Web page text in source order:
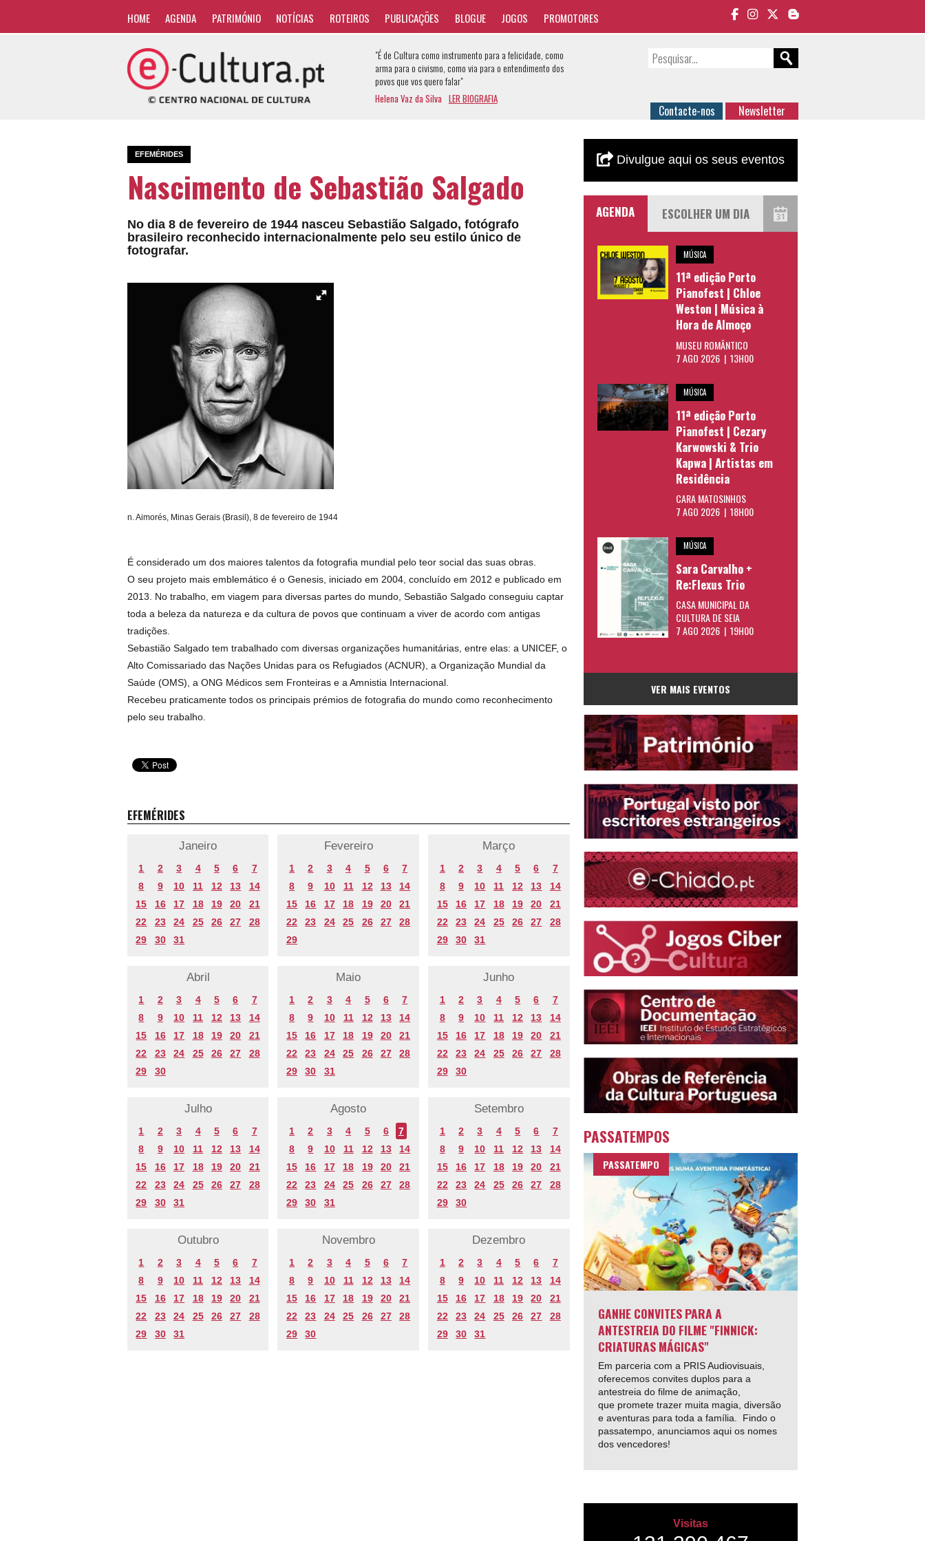
HOME AGENDA PATRIMÓNIO NOTÍCIAS ROTEIROS PUBLICAÇÕES BLOGUE JOGOS PROMOTORES
"É de Cultura como instrumento para a felicidade, como
arma para o civismo, como via para o entendimento dos
povos que vos quero falar"
Helena Vaz da Silva LER BIOGRAFIA
Contacte-nos Newsletter
EFEMÉRIDES
Nascimento de Sebastião Salgado
No dia 8 de fevereiro de 1944 nasceu Sebastião Salgado, fotógrafo
brasileiro reconhecido internacionalmente pelo seu estilo único de
fotografar.
n. Aimorés, Minas Gerais (Brasil), 8 de fevereiro de 1944
É considerado um dos maiores talentos da fotografia mundial pelo teor social das suas obras.
O seu projeto mais emblemático é o Genesis, iniciado em 2004, concluído em 2012 e publicado em
2013. No trabalho, em viagem para diversas partes do mundo, Sebastião Salgado conseguiu captar
toda a beleza da natureza e da cultura de povos que continuam a viver de acordo com antigas
tradições.
Sebastião Salgado tem trabalhado com diversas organizações humanitárias, entre elas: a UNICEF, o
Alto Comissariado das Nações Unidas para os Refugiados (ACNUR), a Organização Mundial da
Saúde (OMS), a ONG Médicos sem Fronteiras e a Amnistia Internacional.
Recebeu praticamente todos os principais prémios de fotografia do mundo como reconhecimento
pelo seu trabalho.
EFEMÉRIDES
Janeiro
1 2 3 4 5 6
7
8
9 10 11 12 13
14
15
16 17 18 19 20
21
22
23 24 25 26 27
28
29
30 31
Fevereiro
1 2 3 4 5 6
7
8
9 10 11 12 13
14
15
16 17 18 19 20
21
22
23 24 25 26 27
28
29
Março
1 2 3 4 5 6
7
8
9 10 11 12 13
14
15
16 17 18 19 20
21
22
23 24 25 26 27
28
29
30 31
Abril
1 2 3 4 5 6
7
8
9 10 11 12 13
14
15
16 17 18 19 20
21
22
23 24 25 26 27
28
29
30
Maio
1 2 3 4 5 6
7
8
9 10 11 12 13
14
15
16 17 18 19 20
21
22
23 24 25 26 27
28
29
30 31
Junho
1 2 3 4 5 6
7
8
9 10 11 12 13
14
15
16 17 18 19 20
21
22
23 24 25 26 27
28
29
30
Julho
1 2 3 4 5 6
7
8
9 10 11 12 13
14
15
16 17 18 19 20
21
22
23 24 25 26 27
28
29
30 31
Agosto
1 2 3 4 5 6
7
8
9 10 11 12 13
14
15
16 17 18 19 20
21
22
23 24 25 26 27
28
29
30 31
Setembro
1 2 3 4 5 6
7
8
9 10 11 12 13
14
15
16 17 18 19 20
21
22
23 24 25 26 27
28
29
30
Outubro
1 2 3 4 5 6
7
8
9 10 11 12 13
14
15
16 17 18 19 20
21
22
23 24 25 26 27
28
29
30 31
Novembro
1 2 3 4 5 6
7
8
9 10 11 12 13
14
15
16 17 18 19 20
21
22
23 24 25 26 27
28
29
30
Dezembro
1 2 3 4 5 6
7
8
9 10 11 12 13
14
15
16 17 18 19 20
21
22
23 24 25 26 27
28
29
30 31
Divulgue aqui os seus eventos
AGENDA
MÚSICA
11ª edição Porto
Pianofest | Chloe
Weston | Música à
Hora de Almoço
MUSEU ROMÂNTICO
7 AGO 2026 | 13H00
MÚSICA
11ª edição Porto
Pianofest | Cezary
Karwowski & Trio
Kapwa | Artistas em
Residência
CARA MATOSINHOS
7 AGO 2026 | 18H00
MÚSICA
Sara Carvalho +
Re:Flexus Trio
CASA MUNICIPAL DA
CULTURA DE SEIA
7 AGO 2026 | 19H00
VER MAIS EVENTOS
PASSATEMPOS
PASSATEMPO
GANHE CONVITES PARA A
ANTESTREIA DO FILME "FINNICK:
CRIATURAS MÁGICAS"
Em parceria com a PRIS Audiovisuais,
oferecemos convites duplos para a
antestreia do filme de animação,
que promete trazer muita magia, diversão
e aventuras para toda a família. Findo o
passatempo, anunciamos aqui os nomes
dos vencedores!
Visitas